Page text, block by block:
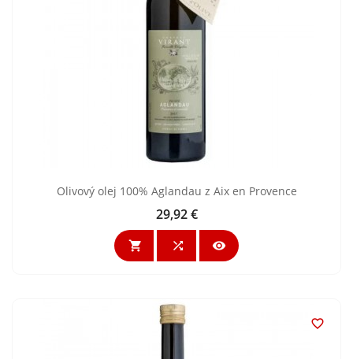
Olivový olej 100% Aglandau z Aix en Provence
Cena
29,92 €
  
